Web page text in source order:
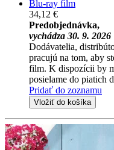
Blu-ray film
34,12 €
Predobjednávka,
vychádza 30. 9. 2026
Dodávatelia,
pracujú na tom, aby
film. K dispozícii by
posielame do piatich
Pridať do zoznamu
Vložiť do košíka